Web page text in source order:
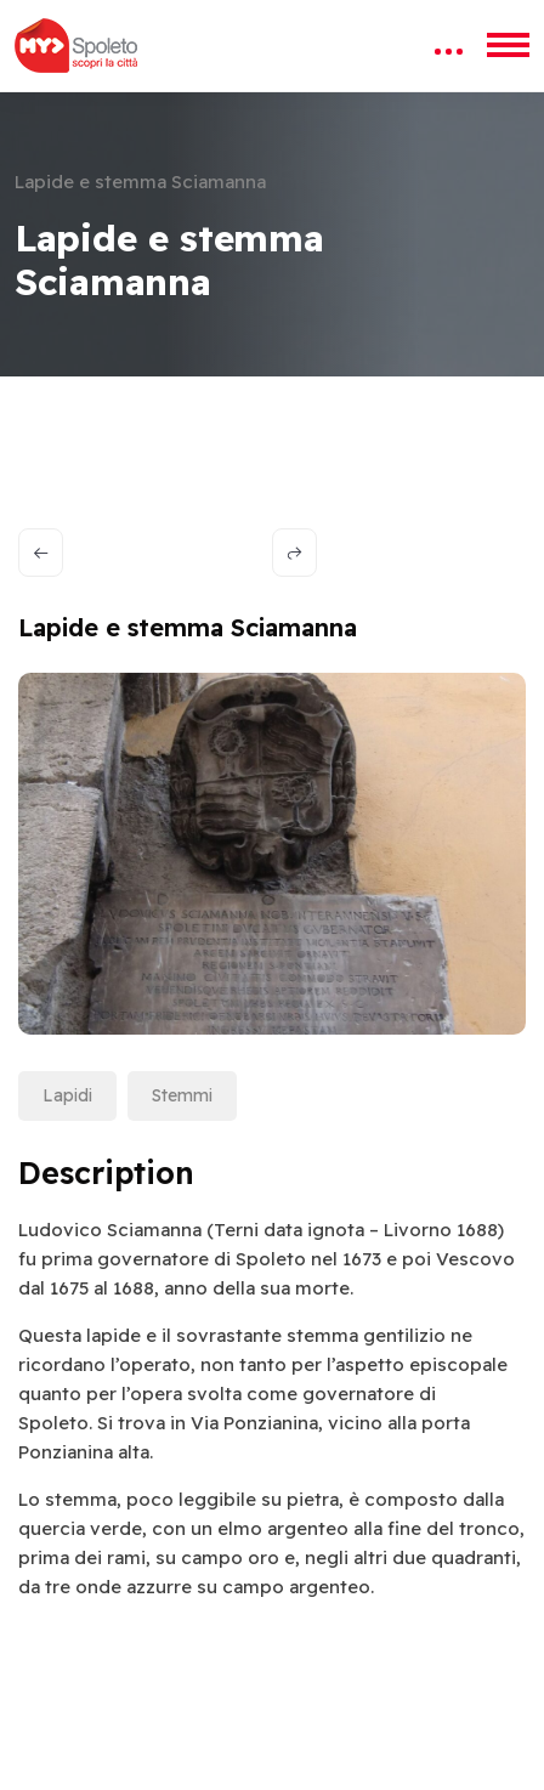
Lapide e stemma Sciamanna
Lapide e stemma
Sciamanna
Lapide e stemma Sciamanna
Lapidi Stemmi
Description
Ludovico Sciamanna (Terni data ignota – Livorno 1688)
fu prima governatore di Spoleto nel 1673 e poi Vescovo
dal 1675 al 1688, anno della sua morte.
Questa lapide e il sovrastante stemma gentilizio ne
ricordano l’operato, non tanto per l’aspetto episcopale
quanto per l’opera svolta come governatore di
Spoleto. Si trova in Via Ponzianina, vicino alla porta
Ponzianina alta.
Lo stemma, poco leggibile su pietra, è composto dalla
quercia verde, con un elmo argenteo alla fine del tronco,
prima dei rami, su campo oro e, negli altri due quadranti,
da tre onde azzurre su campo argenteo.